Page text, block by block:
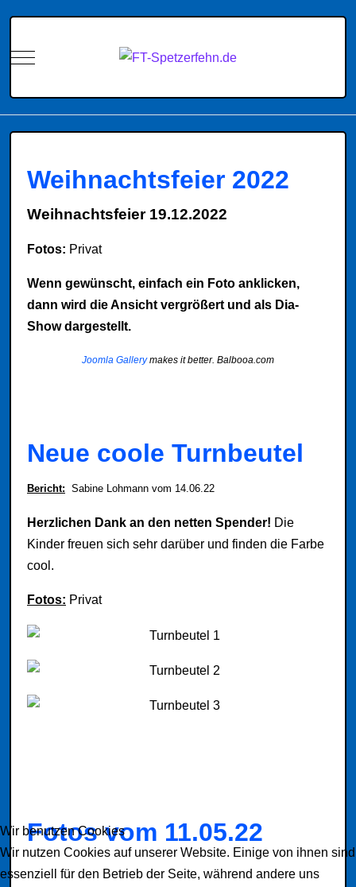
Mobile Menu Toggle
Weihnachtsfeier 2022
Weihnachtsfeier 19.12.2022
Fotos: Privat
Wenn gewünscht, einfach ein Foto anklicken,
dann wird die Ansicht vergrößert und als Dia-
Show dargestellt.
Joomla Gallerymakes it better. Balbooa.com
Neue coole Turnbeutel
Bericht: Sabine Lohmann vom 14.06.22
Herzlichen Dank an den netten Spender! Die
Kinder freuen sich sehr darüber und finden die Farbe
cool.
Fotos: Privat
Fotos vom 11.05.22
Wir benutzen Cookies
Wir nutzen Cookies auf unserer Website. Einige von ihnen sind
essenziell für den Betrieb der Seite, während andere uns